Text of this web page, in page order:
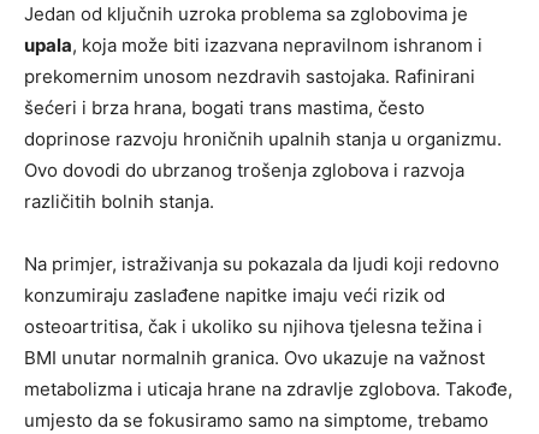
Jedan od ključnih uzroka problema sa zglobovima je
upala, koja može biti izazvana nepravilnom ishranom i
prekomernim unosom nezdravih sastojaka. Rafinirani
šećeri i brza hrana, bogati trans mastima, često
doprinose razvoju hroničnih upalnih stanja u organizmu.
Ovo dovodi do ubrzanog trošenja zglobova i razvoja
različitih bolnih stanja.
Na primjer, istraživanja su pokazala da ljudi koji redovno
konzumiraju zaslađene napitke imaju veći rizik od
osteoartritisa, čak i ukoliko su njihova tjelesna težina i
BMI unutar normalnih granica. Ovo ukazuje na važnost
metabolizma i uticaja hrane na zdravlje zglobova. Takođe,
umjesto da se fokusiramo samo na simptome, trebamo